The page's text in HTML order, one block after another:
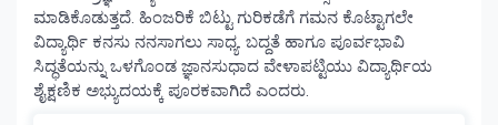
ಮಾಡಿಕೊಡುತ್ತದೆ. ಹಿಂಜರಿಕೆ ಬಿಟ್ಟು ಗುರಿಕಡೆಗೆ ಗಮನ ಕೊಟ್ಟಾಗಲೇ
ವಿದ್ಯಾರ್ಥಿ ಕನಸು ನನಸಾಗಲು ಸಾಧ್ಯ. ಬದ್ದತೆ ಹಾಗೂ ಪೂರ್ವಭಾವಿ
ಸಿದ್ಧತೆಯನ್ನು ಒಳಗೊಂಡ ಜ್ಞಾನಸುಧಾದ ವೇಳಾಪಟ್ಟಿಯು ವಿದ್ಯಾರ್ಥಿಯ
ಶೈಕ್ಷಣಿಕ ಅಭ್ಯುದಯಕ್ಕೆ ಪೂರಕವಾಗಿದೆ ಎಂದರು.